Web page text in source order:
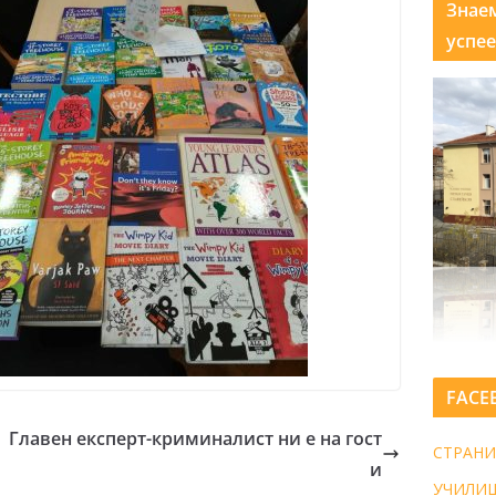
Главен експерт-криминалист ни е на гост
и